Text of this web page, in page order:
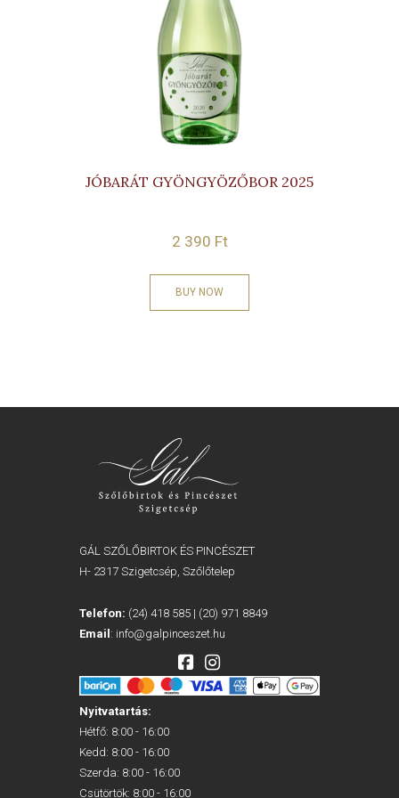
JÓBARÁT GYÖNGYÖZŐBOR 2025
2 390 Ft
BUY NOW
GÁL SZŐLŐBIRTOK ÉS PINCÉSZET
H- 2317 Szigetcsép, Szőlőtelep
Telefon: (24) 418 585 | (20) 971 8849
Email: info@galpinceszet.hu
Nyitvatartás:
Hétfő: 8:00 - 16:00
Kedd: 8:00 - 16:00
Szerda: 8:00 - 16:00
Csütörtök: 8:00 - 16:00